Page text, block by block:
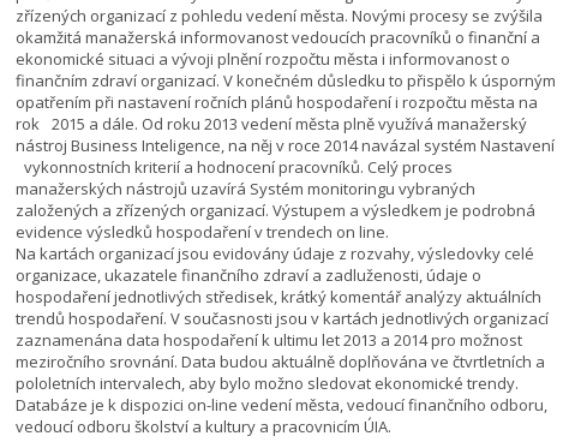
zřízených organizací z pohledu vedení města. Novými procesy se zvýšila
okamžitá manažerská informovanost vedoucích pracovníků o finanční a
ekonomické situaci a vývoji plnění rozpočtu města i informovanost o
finančním zdraví organizací. V konečném důsledku to přispělo k úsporným
opatřením při nastavení ročních plánů hospodaření i rozpočtu města na
rok 2015 a dále. Od roku 2013 vedení města plně využívá manažerský
nástroj Business Inteligence, na něj v roce 2014 navázal systém Nastavení
vykonnostních kriterií a hodnocení pracovníků. Celý proces
manažerských nástrojů uzavírá Systém monitoringu vybraných
založených a zřízených organizací. Výstupem a výsledkem je podrobná
evidence výsledků hospodaření v trendech on line.
Na kartách organizací jsou evidovány údaje z rozvahy, výsledovky celé
organizace, ukazatele finančního zdraví a zadluženosti, údaje o
hospodaření jednotlivých středisek, krátký komentář analýzy aktuálních
trendů hospodaření. V současnosti jsou v kartách jednotlivých organizací
zaznamenána data hospodaření k ultimu let 2013 a 2014 pro možnost
meziročního srovnání. Data budou aktuálně doplňována ve čtvrtletních a
pololetních intervalech, aby bylo možno sledovat ekonomické trendy.
Databáze je k dispozici on-line vedení města, vedoucí finančního odboru,
vedoucí odboru školství a kultury a pracovnicím ÚIA.